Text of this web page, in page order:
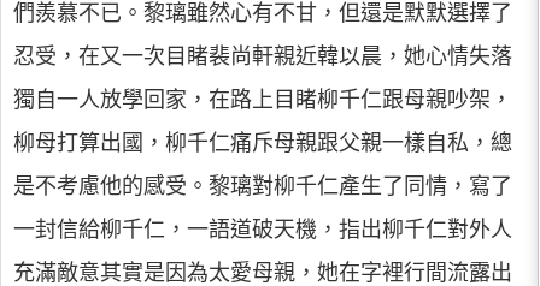
們羨慕不已。黎璃雖然心有不甘，但還是默默選擇了
忍受，在又一次目睹裴尚軒親近韓以晨，她心情失落
獨自一人放學回家，在路上目睹柳千仁跟母親吵架，
柳母打算出國，柳千仁痛斥母親跟父親一樣自私，總
是不考慮他的感受。黎璃對柳千仁產生了同情，寫了
一封信給柳千仁，一語道破天機，指出柳千仁對外人
充滿敵意其實是因為太愛母親，她在字裡行間流露出